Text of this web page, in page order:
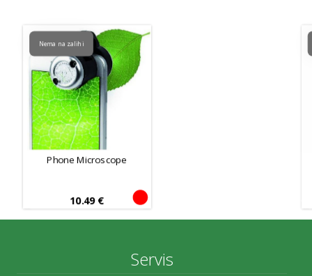
Phone Microscope
10.49 €
Nema na zalihi
Servis